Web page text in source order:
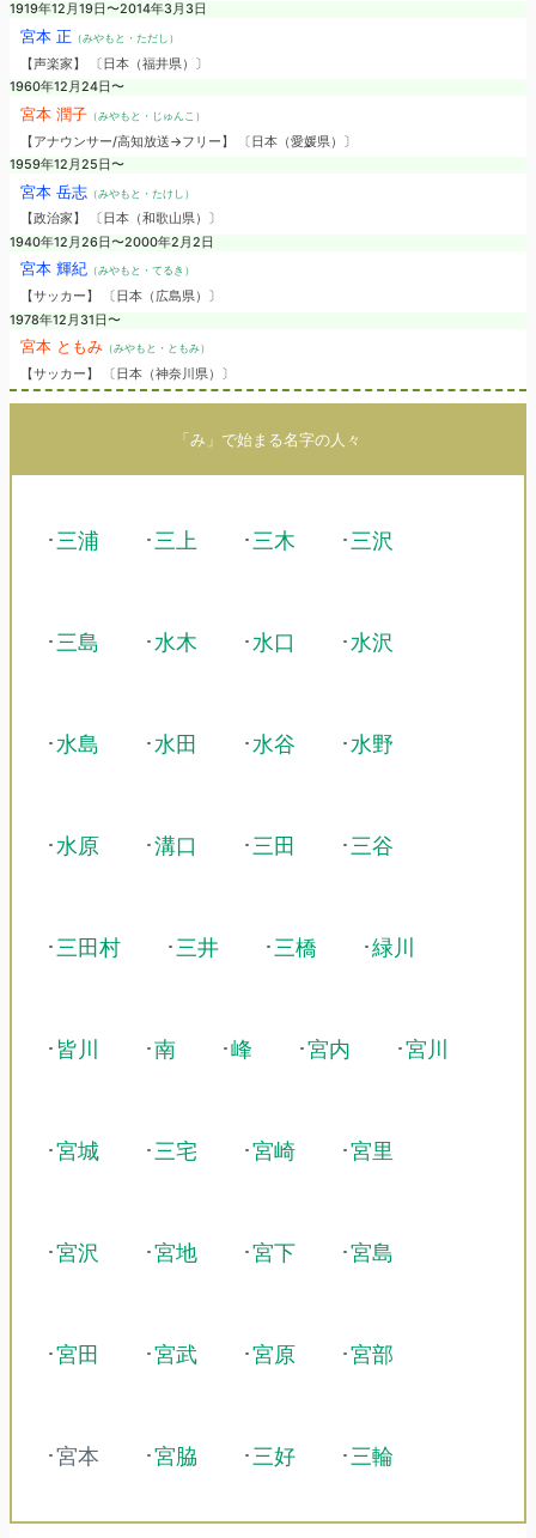
1919年12月19日〜2014年3月3日
宮本 正 （みやもと・ただし）
【声楽家】 〔日本（福井県）〕
1960年12月24日〜
宮本 潤子（みやもと・じゅんこ）
【アナウンサー/高知放送→フリー】 〔日本（愛媛県）〕
1959年12月25日〜
宮本 岳志（みやもと・たけし）
【政治家】 〔日本（和歌山県）〕
1940年12月26日〜2000年2月2日
宮本 輝紀（みやもと・てるき）
【サッカー】 〔日本（広島県）〕
1978年12月31日〜
宮本 ともみ（みやもと・ともみ）
【サッカー】 〔日本（神奈川県）〕
「み」で始まる名字の人々
･三浦 ･三上 ･三木 ･三沢
･三島 ･水木 ･水口 ･水沢
･水島 ･水田 ･水谷 ･水野
･水原 ･溝口 ･三田 ･三谷
･三田村 ･三井 ･三橋 ･緑川
･ 皆川 ･南 ･峰 ･宮内 ･宮川
･宮城 ･三宅 ･宮崎 ･宮里
･宮沢 ･宮地 ･宮下 ･宮島
･宮田 ･宮武 ･宮原 ･宮部
･宮本 ･宮脇 ･三好 ･三輪